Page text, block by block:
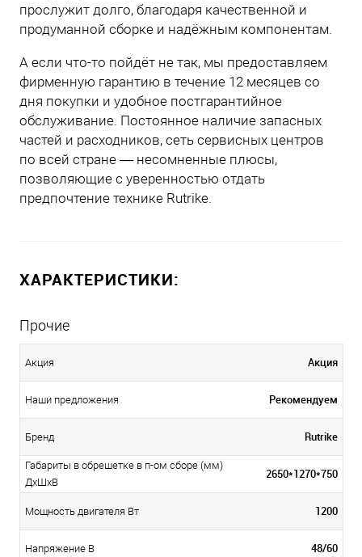
прослужит долго, благодаря качественной и
продуманной сборке и надёжным компонентам.
А если что-то пойдёт не так, мы предоставляем
фирменную гарантию в течение 12 месяцев со
дня покупки и удобное постгарантийное
обслуживание. Постоянное наличие запасных
частей и расходников, сеть сервисных центров
по всей стране — несомненные плюсы,
позволяющие с уверенностью отдать
предпочтение технике Rutrike.
ХАРАКТЕРИСТИКИ:
Прочие
Акция Акция
Наши предложения Рекомендуем
Бренд Rutrike
Габариты в обрешетке в п-ом сборе (мм)
ДxШxВ
2650*1270*750
Мощность двигателя Вт 1200
Напряжение В 48/60